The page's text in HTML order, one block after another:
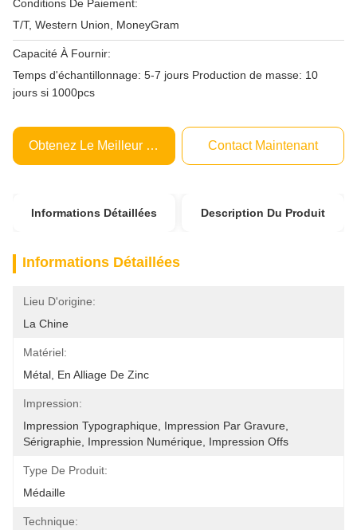
Conditions De Paiement:
T/T, Western Union, MoneyGram
Capacité À Fournir:
Temps d'échantillonnage: 5-7 jours Production de masse: 10
jours si 1000pcs
Obtenez Le Meilleur Prix Contact Maintenant
Informations Détaillées Description Du Produit
Informations Détaillées
Lieu D'origine:
La Chine
Matériel:
Métal, En Alliage De Zinc
Impression:
Impression Typographique, Impression Par Gravure,
Sérigraphie, Impression Numérique, Impression Offs
Type De Produit:
Médaille
Technique: